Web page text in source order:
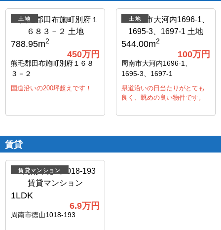
土地
788.95m2
450万円
熊毛郡田布施町別府１６８
３－２
国道沿いの200坪超えです！
土地
544.00m2
100万円
周南市大河内1696-1、
1695-3、1697-1
県道沿いの日当たりがとても
良く、眺めの良い物件です。
賃貸
賃貸マンション
1LDK
6.9万円
周南市徳山1018-193